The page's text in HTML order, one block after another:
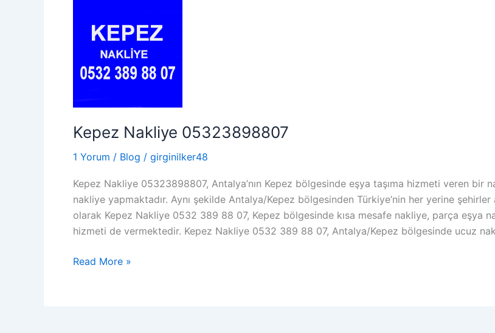
Kepez Nakliye 05323898807
1 Yorum / Blog / girginilker48
Kepez Nakliye 05323898807, Antalya’nın Kepez bölgesinde eşya taşıma hizmeti veren bir
nakliye yapmaktadır. Aynı şekilde Antalya/Kepez bölgesinden Türkiye’nin her yerine
olarak Kepez Nakliye 0532 389 88 07, Kepez bölgesinde kısa mesafe nakliye, parça eşya
hizmeti de vermektedir. Kepez Nakliye 0532 389 88 07, Antalya/Kepez bölgesinde ucuz
Kepez
Read More »